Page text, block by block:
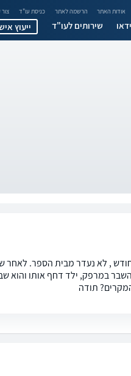
אודות האתר הרשמה לאתר כניסת עו"ד
שירותים לעו"ד ייעוץ
, לא נעדר מבית הספר. לאחר
במרפק, ילד דחף אותו והוא
תודה